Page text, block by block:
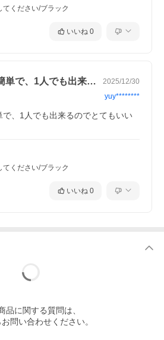
ください/ブラック
いいね 0
取り付け取り外し簡単で、1人でも出来る… 2025/12/30
yuy********
、1人でも出来るのでとてもいい
ください/ブラック
いいね 0
品に関する質問は、
問い合わせください。